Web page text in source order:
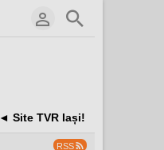
◄ Site TVR Iași!
RSS